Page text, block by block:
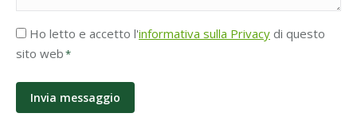
Accettazione
Privacy
Ho letto e accetto l'informativa sulla Privacy di questo
sito web*